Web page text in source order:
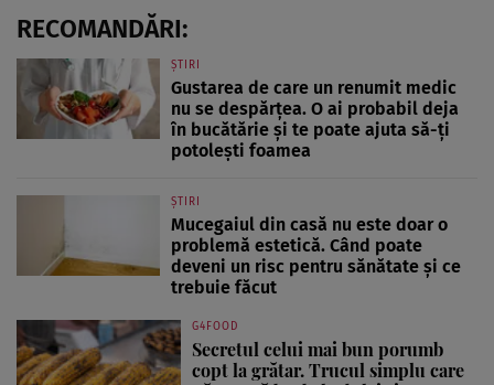
RECOMANDĂRI:
ȘTIRI
Gustarea de care un renumit medic
nu se despărțea. O ai probabil deja
în bucătărie și te poate ajuta să-ți
potolești foamea
ȘTIRI
Mucegaiul din casă nu este doar o
problemă estetică. Când poate
deveni un risc pentru sănătate și ce
trebuie făcut
G4FOOD
Secretul celui mai bun porumb
copt la grătar. Trucul simplu care